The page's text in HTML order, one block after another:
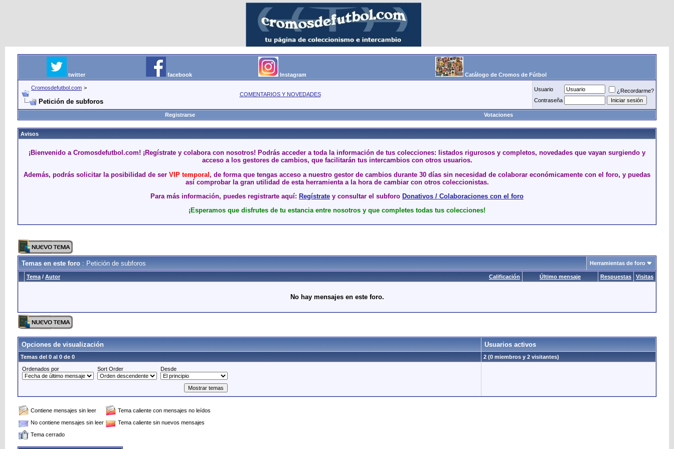
twitter facebook Instagram Catálogo de Cromos de Fútbol
Cromosdefutbol.com >
COMENTARIOS Y NOVEDADES
Petición de subforos
Usuario
¿Recordarme?
Contraseña
Registrarse Votaciones
Avisos
¡Bienvenido a Cromosdefutbol.com! ¡Regístrate y colabora con nosotros! Podrás acceder a toda la información de tus colecciones: listados rigurosos y completos, novedades que vayan surgiendo y
acceso a los gestores de cambios, que facilitarán tus intercambios con otros usuarios.
Además, podrás solicitar la posibilidad de ser VIP temporal, de forma que tengas acceso a nuestro gestor de cambios durante 30 días sin necesidad de colaborar económicamente con el foro, y puedas
así comprobar la gran utilidad de esta herramienta a la hora de cambiar con otros coleccionistas.
Para más información, puedes registrarte aquí: Regístrate y consultar el subforo Donativos / Colaboraciones con el foro
¡Esperamos que disfrutes de tu estancia entre nosotros y que completes todas tus colecciones!
Temas en este foro : Petición de subforos Herramientas de foro
Calificación
Tema / Autor Último mensaje Respuestas Visitas
No hay mensajes en este foro.
Opciones de visualización Usuarios activos
Temas del 0 al 0 de 0
2 (0 miembros y 2 visitantes)
Ordenados por
Sort Order Desde
Contiene mensajes sin leer
Tema caliente con mensajes no leídos
No contiene mensajes sin leer
Tema caliente sin nuevos mensajes
Tema cerrado